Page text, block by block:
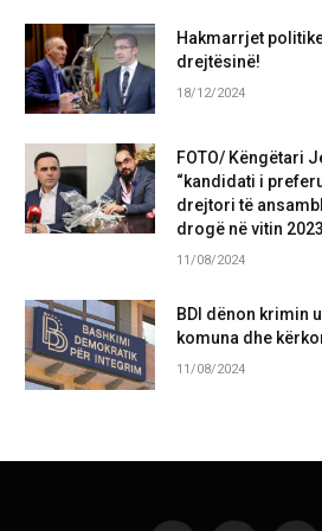
Hakmarrjet
drejtësinë!
18/12/2024
FOTO/ Këngëtari
“kandidati i
drejtori të
drogë në vitin 2023
11/08/2024
BDI dënon krimin
komuna dhe
11/08/2024